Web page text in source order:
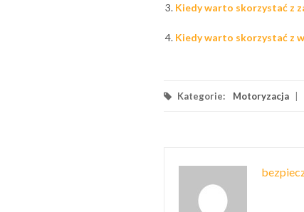
Kiedy warto skorzystać z
Kiedy warto skorzystać z
Kategorie: Motoryzacja